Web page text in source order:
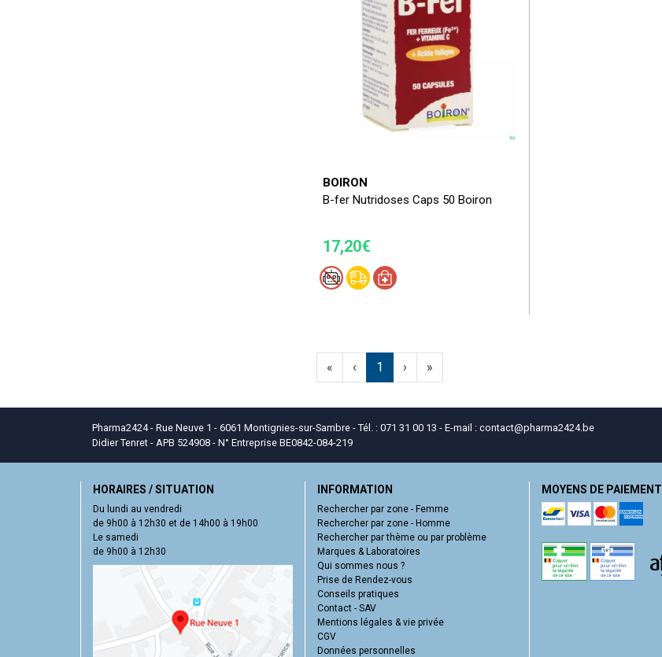
BOIRON
B-fer Nutridoses Caps 50 Boiron
17,20€
« ‹ 1 › »
Pharma2424 - Rue Neuve 1 - 6061 Montignies-sur-Sambre - Tél. : 071 31 00 13 - E-mail : contact@pharma2424.be
Didier Tenret - APB 524908 - N° Entreprise BE0842-084-219
HORAIRES / SITUATION
Du lundi au vendredi
de 9h00 à 12h30 et de 14h00 à 19h00
Le samedi
de 9h00 à 12h30
INFORMATION
Rechercher par zone - Femme
Rechercher par zone - Homme
Rechercher par thème ou par problème
Marques & Laboratoires
Qui sommes nous ?
Prise de Rendez-vous
Conseils pratiques
Contact - SAV
Mentions légales & vie privée
CGV
Données personnelles
MOYENS DE PAIEMENT